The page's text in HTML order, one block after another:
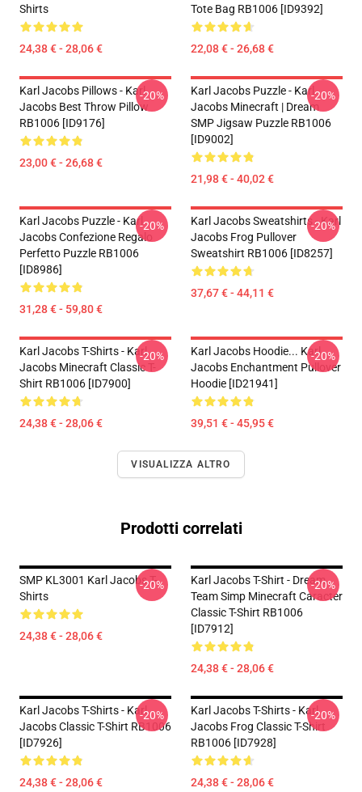
Shirts
24,38 € - 28,06 €
Tote Bag RB1006 [ID9392]
22,08 € - 26,68 €
Karl Jacobs Pillows - Karl
Jacobs Best Throw Pillow
RB1006 [ID9176]
23,00 € - 26,68 €
-20%
Karl Jacobs Puzzle - Karl
Jacobs Minecraft | Dream
SMP Jigsaw Puzzle RB1006
[ID9002]
21,98 € - 40,02 €
-20%
Karl Jacobs Puzzle - Karl
Jacobs Confezione Regalo
Perfetto Puzzle RB1006
[ID8986]
31,28 € - 59,80 €
-20%
Karl Jacobs Sweatshirts - Karl
Jacobs Frog Pullover
Sweatshirt RB1006 [ID8257]
37,67 € - 44,11 €
-20%
Karl Jacobs T-Shirts - Karl
Jacobs Minecraft Classic T-
Shirt RB1006 [ID7900]
24,38 € - 28,06 €
-20%
Karl Jacobs Hoodie... Karl
Jacobs Enchantment Pullover
Hoodie [ID21941]
39,51 € - 45,95 €
-20%
VISUALIZZA ALTRO
Prodotti correlati
SMP KL3001 Karl Jacobs T-
Shirts
24,38 € - 28,06 €
-20%
Karl Jacobs T-Shirt - Dream
Team Simp Minecraft Caracter
Classic T-Shirt RB1006
[ID7912]
24,38 € - 28,06 €
-20%
Karl Jacobs T-Shirts - Karl
Jacobs Classic T-Shirt RB1006
[ID7926]
24,38 € - 28,06 €
-20%
Karl Jacobs T-Shirts - Karl
Jacobs Frog Classic T-Shirt
RB1006 [ID7928]
24,38 € - 28,06 €
-20%